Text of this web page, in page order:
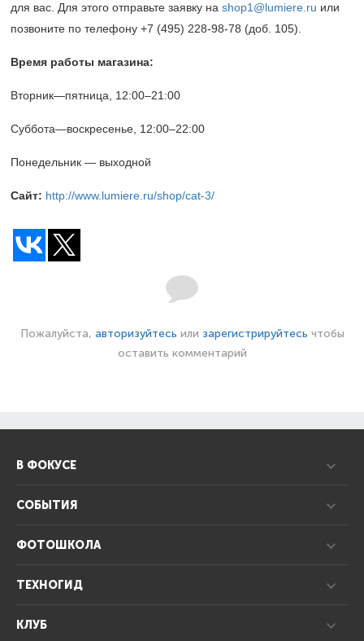
для вас. Для этого отправьте заявку на shop1@lumiere.ru или
позвоните по телефону +7 (495) 228-98-78 (доб. 105).
Время работы магазина:
Вторник—пятница, 12:00–21:00
Суббота—воскресенье, 12:00–22:00
Понедельник — выходной
Сайт: http://www.lumiere.ru/shop/cat-3/
Пожалуйста, авторизуйтесь или зарегистрируйтесь чтобы
оставить комментарий
В ФОКУСЕ
СОБЫТИЯ
ФОТОШКОЛА
ТЕХНОГИД
КЛУБ